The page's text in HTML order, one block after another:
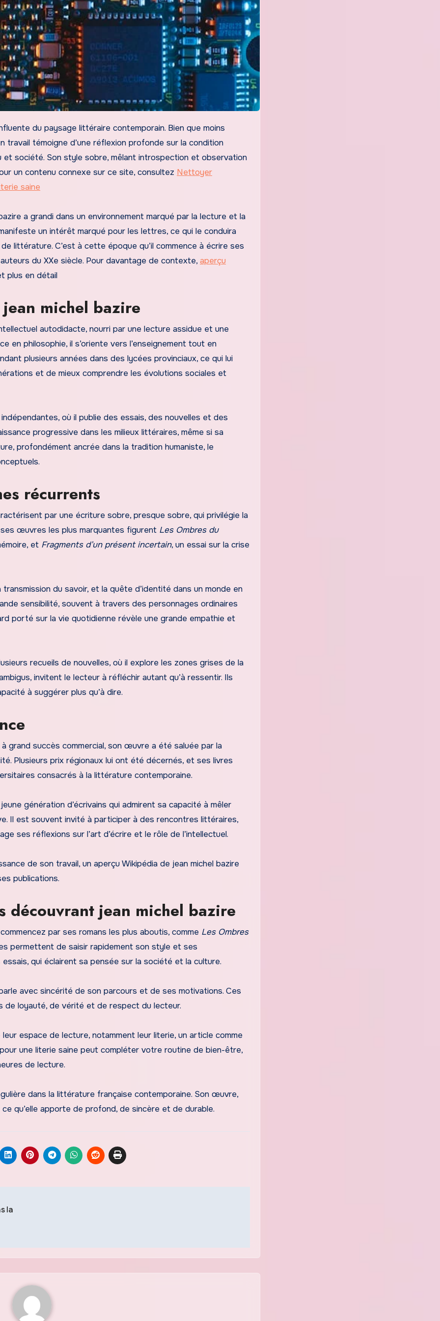
travail témoigne d’une réflexion profonde sur la condition
et société. Son style sobre, mêlant introspection et observation
un contenu connexe sur ce site, consultez Nettoyer
saine
a grandi dans un environnement marqué par la lecture et la
un intérêt marqué pour les lettres, ce qui le conduira
littérature. C’est à cette époque qu’il commence à écrire ses
du XXe siècle. Pour davantage de contexte, aperçu
plus en détail
michel bazire
autodidacte, nourri par une lecture assidue et une
en philosophie, il s’oriente vers l’enseignement tout en
plusieurs années dans des lycées provinciaux, ce qui lui
et de mieux comprendre les évolutions sociales et
où il publie des essais, des nouvelles et des
progressive dans les milieux littéraires, même si sa
profondément ancrée dans la tradition humaniste, le
récurrents
par une écriture sobre, presque sobre, qui privilégie la
œuvres les plus marquantes figurent Les Ombres du
et Fragments d’un présent incertain, un essai sur la crise
du savoir, et la quête d’identité dans un monde en
sensibilité, souvent à travers des personnages ordinaires
porté sur la vie quotidienne révèle une grande empathie et
recueils de nouvelles, où il explore les zones grises de la
invitent le lecteur à réfléchir autant qu’à ressentir. Ils
à suggérer plus qu’à dire.
grand succès commercial, son œuvre a été saluée par la
Plusieurs prix régionaux lui ont été décernés, et ses livres
consacrés à la littérature contemporaine.
génération d’écrivains qui admirent sa capacité à mêler
Il est souvent invité à participer à des rencontres littéraires,
ses réflexions sur l’art d’écrire et le rôle de l’intellectuel.
de son travail, un aperçu Wikipédia de jean michel bazire
publications.
découvrant jean michel bazire
par ses romans les plus aboutis, comme Les Ombres
permettent de saisir rapidement son style et ses
qui éclairent sa pensée sur la société et la culture.
avec sincérité de son parcours et de ses motivations. Ces
de loyauté, de vérité et de respect du lecteur.
espace de lecture, notamment leur literie, un article comme
une literie saine peut compléter votre routine de bien-être,
de lecture.
dans la littérature française contemporaine. Son œuvre,
qu’elle apporte de profond, de sincère et de durable.
la